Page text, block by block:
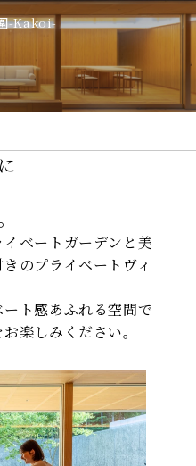
-Kakoi-
ベートガーデンと美
のプライベートヴィ
ト感あふれる空間で
楽しみください。